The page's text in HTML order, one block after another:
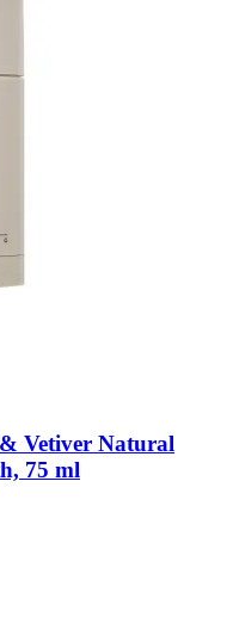
Vetiver Natural
75 ml